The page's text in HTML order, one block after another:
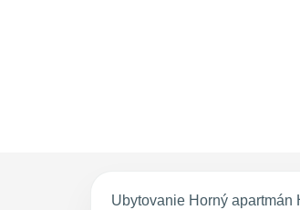
Ubytovanie Horný apartmán